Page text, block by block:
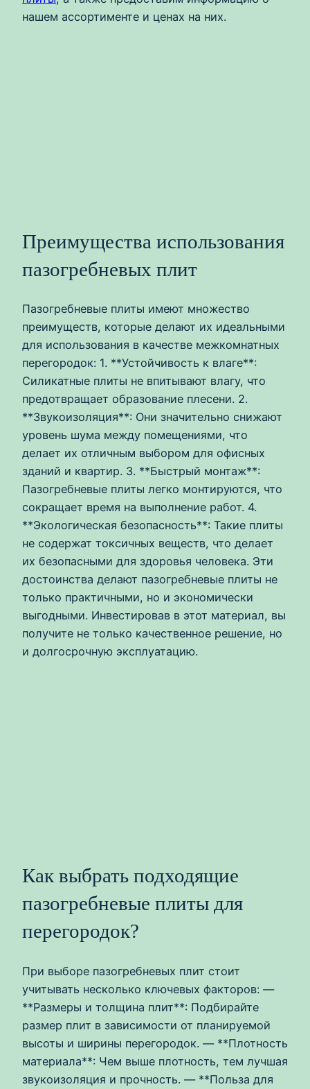
нашем ассортименте и ценах на них.
Преимущества использования
пазогребневых плит
Пазогребневые плиты имеют множество
преимуществ, которые делают их идеальными
для использования в качестве межкомнатных
перегородок: 1. **Устойчивость к влаге**:
Силикатные плиты не впитывают влагу, что
предотвращает образование плесени. 2.
**Звукоизоляция**: Они значительно снижают
уровень шума между помещениями, что
делает их отличным выбором для офисных
зданий и квартир. 3. **Быстрый монтаж**:
Пазогребневые плиты легко монтируются, что
сокращает время на выполнение работ. 4.
**Экологическая безопасность**: Такие плиты
не содержат токсичных веществ, что делает
их безопасными для здоровья человека. Эти
достоинства делают пазогребневые плиты не
только практичными, но и экономически
выгодными. Инвестировав в этот материал, вы
получите не только качественное решение, но
и долгосрочную эксплуатацию.
Как выбрать подходящие
пазогребневые плиты для
перегородок?
При выборе пазогребневых плит стоит
учитывать несколько ключевых факторов: —
**Размеры и толщина плит**: Подбирайте
размер плит в зависимости от планируемой
высоты и ширины перегородок. — **Плотность
материала**: Чем выше плотность, тем лучшая
звукоизоляция и прочность. — **Польза для